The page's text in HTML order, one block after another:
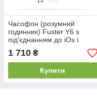
Часофон (розумний
годинник) Fuster Y6 з
під'єднанням до iOs і
Андроїд, екран 1.54
дюйма, крокомір, слот
MicroSD
1 710 ₴
Купити